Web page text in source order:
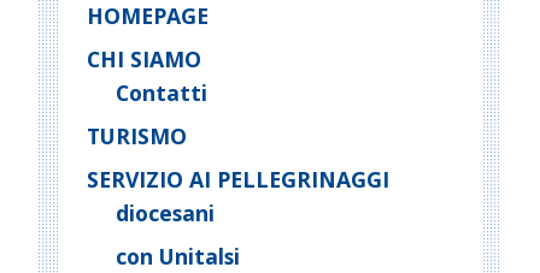
HOMEPAGE
CHI SIAMO
Contatti
TURISMO
SERVIZIO AI PELLEGRINAGGI
diocesani
con Unitalsi